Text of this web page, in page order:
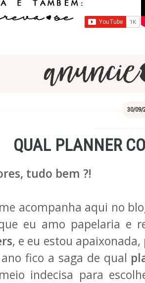
30/09/
QUAL PLANNER
tudo bem ?!
acompanha aqui no
eu amo papelaria e
, e eu estou
fico a saga de qual
indecisa para